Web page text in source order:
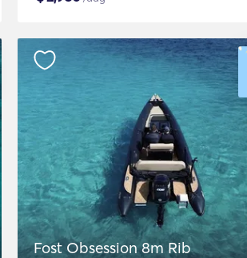
Fost Obsession 8m Rib